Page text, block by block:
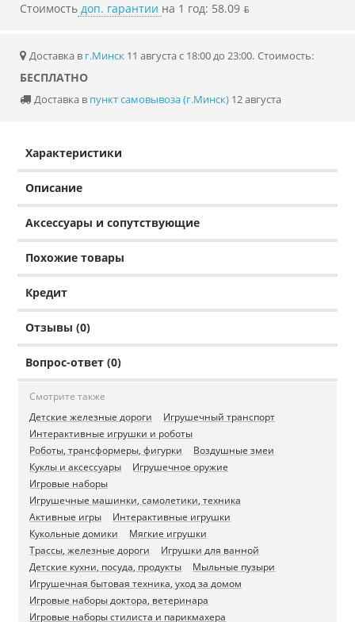
Стоимость доп. гарантии на 1 год: 58.09 ƃ
Доставка в г.Минск 11 августа с 18:00 до 23:00. Стоимость:
БЕСПЛАТНО
Доставка в пункт самовывоза (г.Минск) 12 августа
Характеристики
Описание
Аксессуары и сопутствующие
Похожие товары
Кредит
Отзывы (0)
Вопрос-ответ (0)
Смотрите также
Детские железные дороги
Игрушечный транспорт
Интерактивные игрушки и роботы
Роботы, трансформеры, фигурки
Воздушные змеи
Куклы и аксессуары
Игрушечное оружие
Игровые наборы
Игрушечные машинки, самолетики, техника
Активные игры
Интерактивные игрушки
Кукольные домики
Мягкие игрушки
Трассы, железные дороги
Игрушки для ванной
Детские кухни, посуда, продукты
Мыльные пузыри
Игрушечная бытовая техника, уход за домом
Игровые наборы доктора, ветеринара
Игровые наборы стилиста и парикмахера